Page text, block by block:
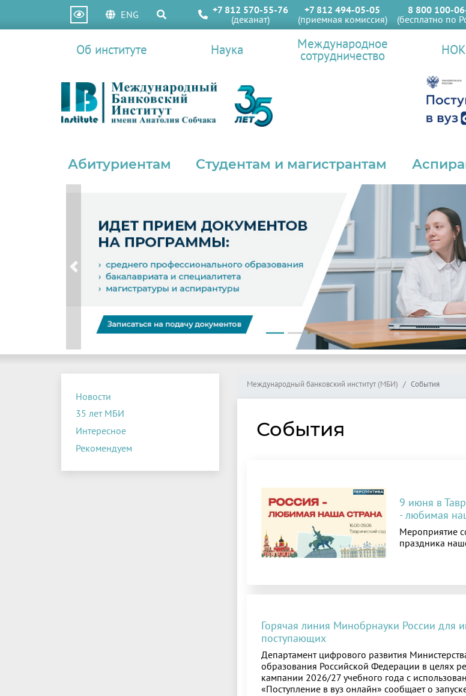
ENG
+7 812 570-55-76
(деканат)
+7 812 494-05-05
(приемная комиссия)
8 800 100-
(бесплатно по
Об институте Наука Международное
сотрудничество
Абитуриентам Студентам и магистрантам
Previous
Новости
35 лет МБИ
Интересное
Рекомендуем
Международный банковский институт (МБИ) События
События
9 июня в
- любимая
Мероприятие
праздника
Горячая линия Минобрнауки России для
поступающих
Департамент цифрового развития
образования Российской Федерации в целях
кампании 2026/27 учебного года с
«Поступление в вуз онлайн» сообщает о